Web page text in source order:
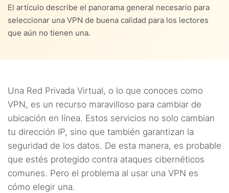
El artículo describe el panorama general necesario para
seleccionar una VPN de buena calidad para los lectores
que aún no tienen una.
Una Red Privada Virtual, o lo que conoces como
VPN, es un recurso maravilloso para cambiar de
ubicación en línea. Estos servicios no solo cambian
tu dirección IP, sino que también garantizan la
seguridad de los datos. De esta manera, es probable
que estés protegido contra ataques cibernéticos
comunes. Pero el problema al usar una VPN es
cómo elegir una.
4.5. 5. ¿Vives en un país con restricciones para internet?
5.4. 4. Cobertura global
5.5. 5. Fugas de domicilios IP por DNS o IPv6
5.6. 6. Funcionalidades de VPN
5.7. 7. Paquetes y costos de suscripción
5.8. 8. Métodos de pago disponibles
5.9. 9. Prueba gratuita o garantía de reembolso
5.10. 10. Servicio al cliente
5.11. 11. Testimonios de otros clientes
9. Preguntas frecuentes